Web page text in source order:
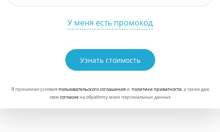
У меня есть промокод
Узнать стоимость
Я принимаю условияпользовательского соглашенияи политики приватности, а также даю
своесогласиена обработку моих персональных данных